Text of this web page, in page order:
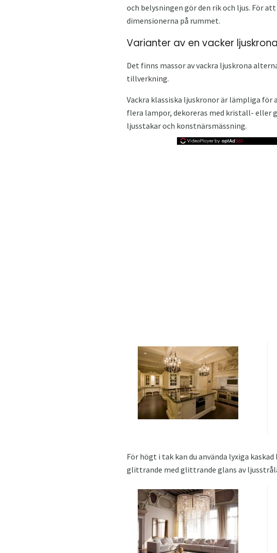
och belysningen gör den rik och ljus. För
dimensionerna på rummet.
Varianter av en vacker ljuskrona
Det finns massor av vackra ljuskrona
tillverkning.
Vackra klassiska ljuskronor är lämpliga för
flera lampor, dekoreras med kristall- eller
ljusstakar och konstnärsmässning.
För högt i tak kan du använda lyxiga
glittrande med glittrande glans av